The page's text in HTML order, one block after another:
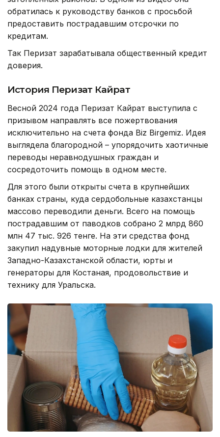
обратилась к руководству банков с просьбой
предоставить пострадавшим отсрочки по
кредитам.
Так Перизат зарабатывала общественный кредит
доверия.
История Перизат Кайрат
Весной 2024 года Перизат Кайрат выступила с
призывом направлять все пожертвования
исключительно на счета фонда Biz Birgemiz. Идея
выглядела благородной – упорядочить хаотичные
переводы неравнодушных граждан и
сосредоточить помощь в одном месте.
Для этого были открыты счета в крупнейших
банках страны, куда сердобольные казахстанцы
массово переводили деньги. Всего на помощь
пострадавшим от паводков собрано 2 млрд 860
млн 47 тыс. 926 тенге. На эти средства фонд
закупил надувные моторные лодки для жителей
Западно-Казахстанской области, юрты и
генераторы для Костаная, продовольствие и
технику для Уральска.